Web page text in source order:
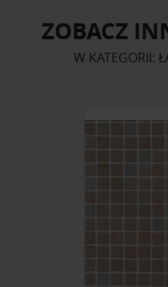
ZOBACZ
W KATEGORII: